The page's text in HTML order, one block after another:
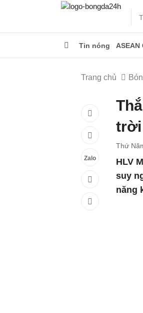
Tin nóng ASEAN
Trang chủ
Zalo
trời
Thứ
HLV
suy
năng